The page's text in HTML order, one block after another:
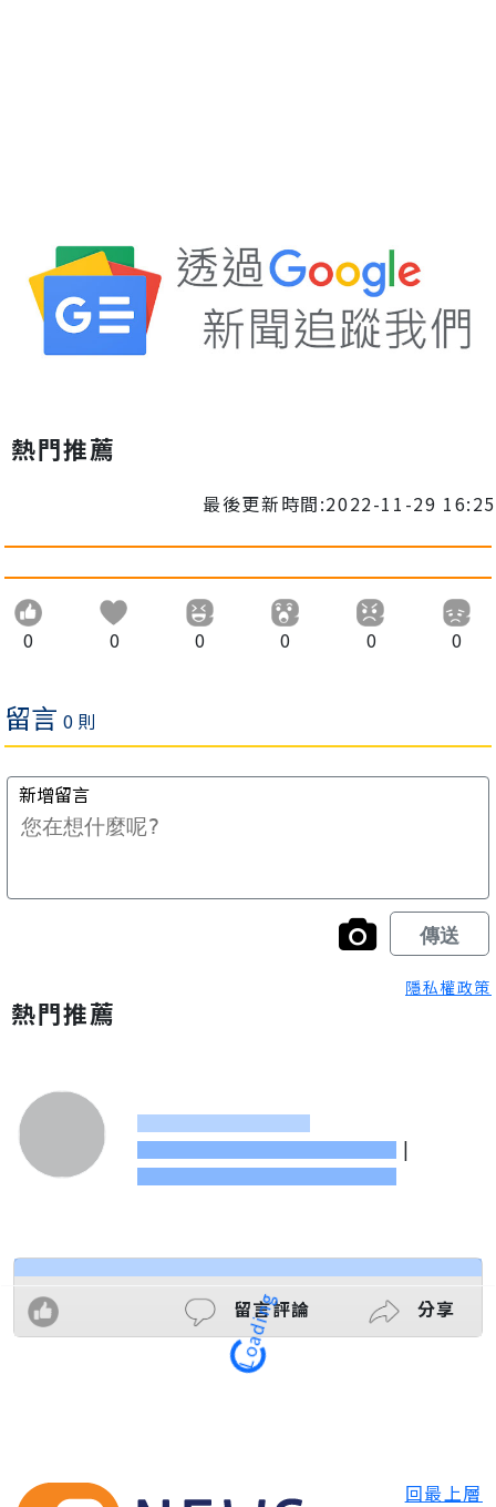
熱門推薦
最後更新時間:2022-11-29 16:25
0 0 0 0 0 0
隱私權政策
熱門推薦
|
留言評論 分享
Loading
回最上層